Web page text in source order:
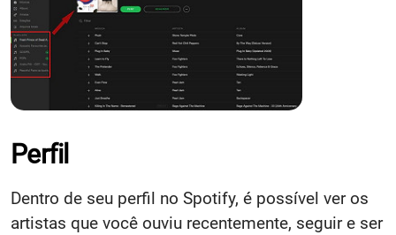
Perfil
Dentro de seu perfil no Spotify, é possível ver os
artistas que você ouviu recentemente, seguir e ser